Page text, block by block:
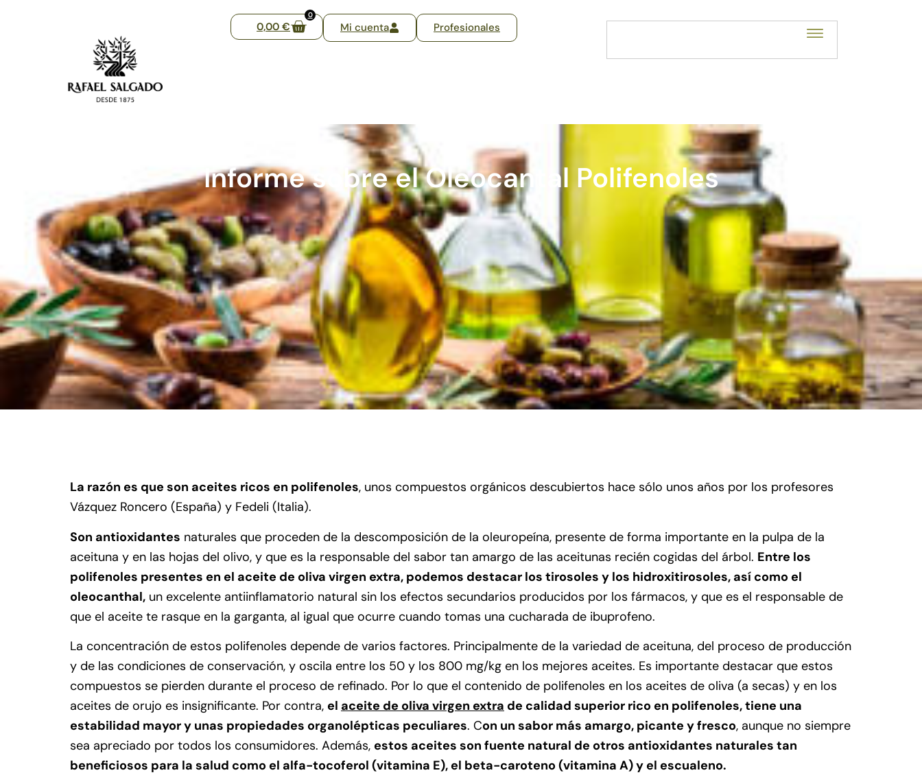
0,00 €
0
Mi cuenta Profesionales
Informe sobre el Oleocantal Polifenoles
La razón es que son aceites ricos en polifenoles, unos compuestos orgánicos descubiertos hace sólo unos años por los profesores
Vázquez Roncero (España) y Fedeli (Italia).
Son antioxidantes naturales que proceden de la descomposición de la oleuropeína, presente de forma importante en la pulpa de la
aceituna y en las hojas del olivo, y que es la responsable del sabor tan amargo de las aceitunas recién cogidas del árbol. Entre los
polifenoles presentes en el aceite de oliva virgen extra, podemos destacar los tirosoles y los hidroxitirosoles, así como el
oleocanthal, un excelente antiinflamatorio natural sin los efectos secundarios producidos por los fármacos, y que es el responsable de
que el aceite te rasque en la garganta, al igual que ocurre cuando tomas una cucharada de ibuprofeno.
La concentración de estos polifenoles depende de varios factores. Principalmente de la variedad de aceituna, del proceso de producción
y de las condiciones de conservación, y oscila entre los 50 y los 800 mg/kg en los mejores aceites. Es importante destacar que estos
compuestos se pierden durante el proceso de refinado. Por lo que el contenido de polifenoles en los aceites de oliva (a secas) y en los
aceites de orujo es insignificante. Por contra, el aceite de oliva virgen extra de calidad superior rico en polifenoles, tiene una
estabilidad mayor y unas propiedades organolépticas peculiares. Con un sabor más amargo, picante y fresco, aunque no siempre
sea apreciado por todos los consumidores. Además, estos aceites son fuente natural de otros antioxidantes naturales tan
beneficiosos para la salud como el alfa-tocoferol (vitamina E), el beta-caroteno (vitamina A) y el escualeno.